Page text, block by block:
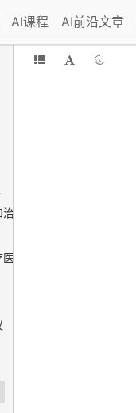
AI课程 AI前沿文章
疗建议
生